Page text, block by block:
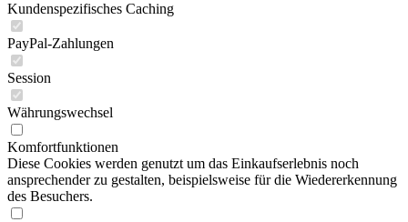
Kundenspezifisches Caching
PayPal-Zahlungen
Session
Währungswechsel
Komfortfunktionen
Diese Cookies werden genutzt um das Einkaufserlebnis noch
ansprechender zu gestalten, beispielsweise für die Wiedererkennung
des Besuchers.